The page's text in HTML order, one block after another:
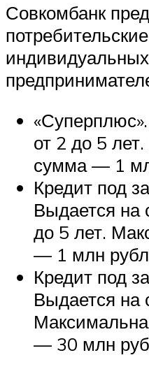
Совкомбанк
индивидуальных
от 2 до 5
сумма — 1
Кредит под
Выдается на
до 5 лет.
— 1 млн
Кредит под
Выдается на
— 30 млн